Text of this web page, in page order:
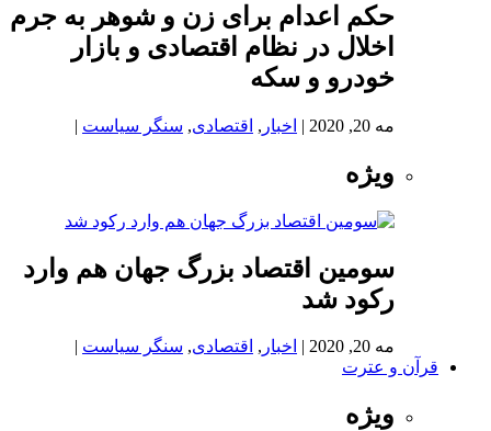
حکم اعدام برای زن و شوهر به جرم
اخلال در نظام اقتصادی و بازار
خودرو و سکه
مه 20, 2020 | اخبار , اقتصادی, سنگر سیاست |
ویژه
سومین اقتصاد بزرگ جهان هم وارد
رکود شد
مه 20, 2020 | اخبار , اقتصادی, سنگر سیاست |
قرآن و عترت
ویژه